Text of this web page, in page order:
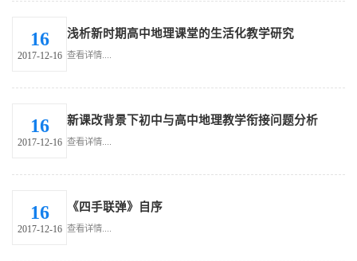
16
2017-12-16
浅析新时期高中地理课堂的生活化教学研究
查看详情....
16
2017-12-16
新课改背景下初中与高中地理教学衔接问题分析
查看详情....
16
2017-12-16
《四手联弹》自序
查看详情....